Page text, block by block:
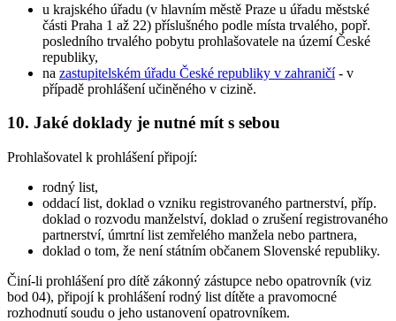
u krajského úřadu (v hlavním městě Praze u úřadu městské
části Praha 1 až 22) příslušného podle místa trvalého, popř.
posledního trvalého pobytu prohlašovatele na území České
republiky,
na zastupitelském úřadu České republiky v zahraničí- v
případě prohlášení učiněného v cizině.
10. Jaké doklady je nutné mít s sebou
Prohlašovatel k prohlášení připojí:
rodný list,
oddací list, doklad o vzniku registrovaného partnerství, příp.
doklad o rozvodu manželství, doklad o zrušení registrovaného
partnerství, úmrtní list zemřelého manžela nebo partnera,
doklad o tom, že není státním občanem Slovenské republiky.
Činí-li prohlášení pro dítě zákonný zástupce nebo opatrovník (viz
bod 04), připojí k prohlášení rodný list dítěte a pravomocné
rozhodnutí soudu o jeho ustanovení opatrovníkem.